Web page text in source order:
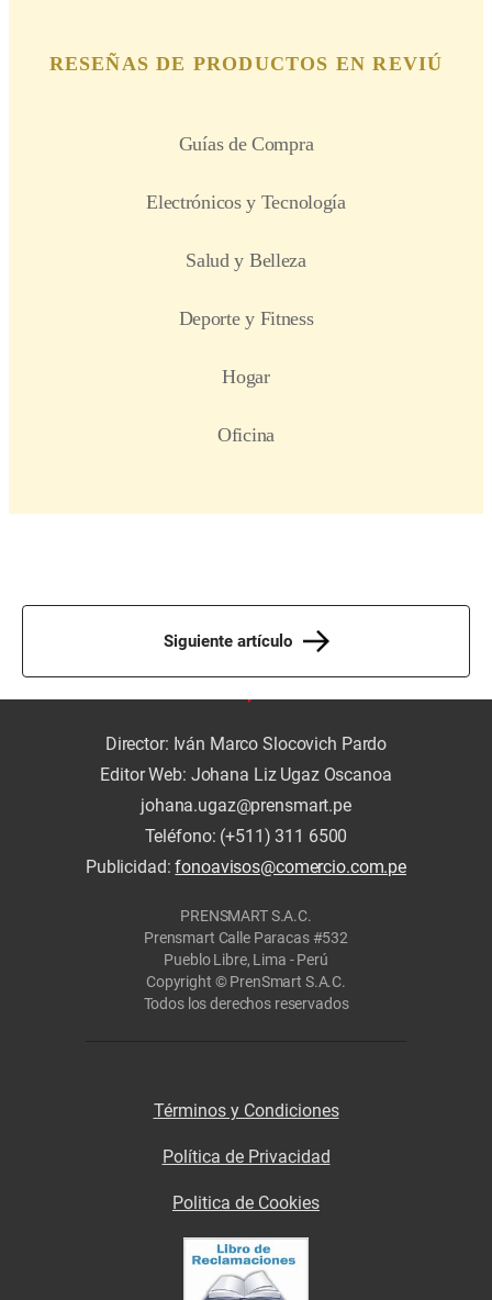
Siguiente artículo
Director: Iván Marco Slocovich Pardo
Editor Web: Johana Liz Ugaz Oscanoa
johana.ugaz@prensmart.pe
Teléfono: (+511) 311 6500
Publicidad:fonoavisos@comercio.com.pe
PRENSMART S.A.C.
Prensmart Calle Paracas #532
Pueblo Libre, Lima - Perú
Copyright © PrenSmart S.A.C.
Todos los derechos reservados
Términos y Condiciones
Política de Privacidad
Politica de Cookies